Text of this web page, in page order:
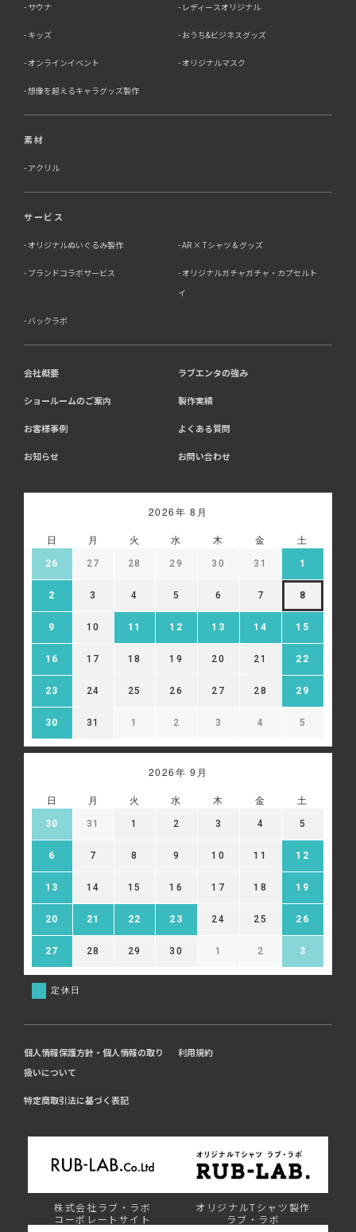
サウナ レディースオリジナル
キッズ おうち&ビジネスグッズ
オンラインイベント オリジナルマスク
想像を超えるキャラグッズ製作
素材
アクリル
サービス
オリジナルぬいぐるみ製作 AR × Tシャツ & グッズ
ブランドコラボサービス
オリジナルガチャガチャ・カプセルト
イ
バックラボ
会社概要 ラブエンタの強み
ショールームのご案内 製作実績
お客様事例 よくある質問
お知らせ お問い合わせ
2026年 8月
日 月 火 水 木 金 土
26 27 28 29 30 31 1
2 3 4 5 6 7 8
9 10 11 12 13 14 15
16 17 18 19 20 21 22
23 24 25 26 27 28 29
30 31 1 2 3 4 5
2026年 9月
日 月 火 水 木 金 土
30 31 1 2 3 4 5
6 7 8 9 10 11 12
13 14 15 16 17 18 19
20 21 22 23 24 25 26
27 28 29 30 1 2 3
定休日
個人情報保護方針・個人情報の取り
扱いについて
利用規約
特定商取引法に基づく表記
株式会社ラブ・ラボ
コーポレートサイト
オリジナルTシャツ製作
ラブ・ラボ